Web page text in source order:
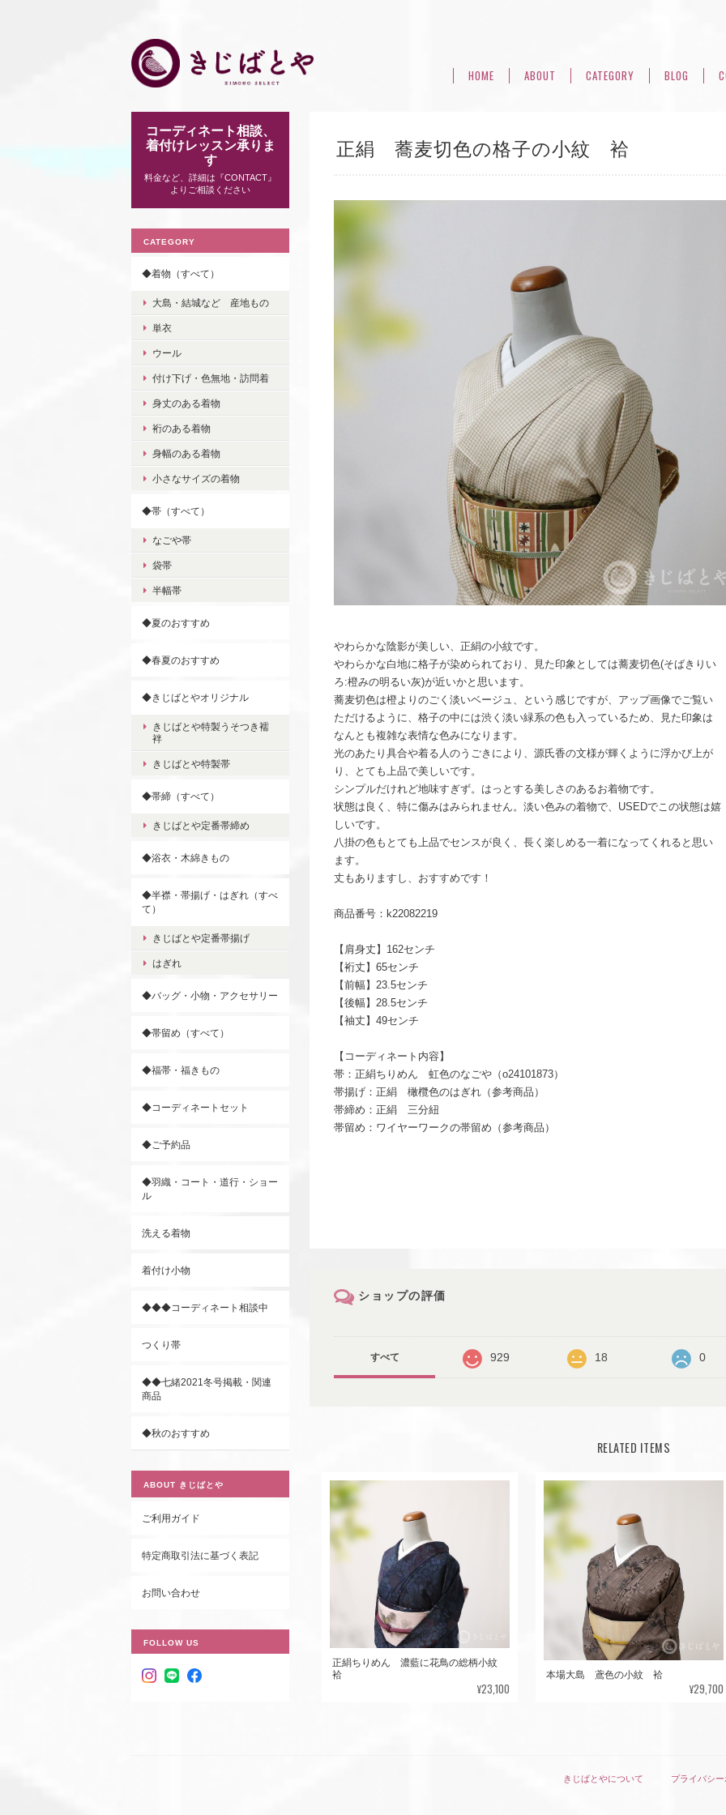
HOME ABOUT CATEGORY BLOG
正絹 蕎麦切色の格子の小紋 袷
やわらかな陰影が美しい、正絹の小紋です。
やわらかな白地に格子が染められており、見た印象としては蕎麦切色(そばきりい
ろ:橙みの明るい灰)が近いかと思います。
蕎麦切色は橙よりのごく淡いベージュ、という感じですが、アップ画像でご覧い
ただけるように、格子の中には渋く淡い緑系の色も入っているため、見た印象は
なんとも複雑な表情な色みになります。
光のあたり具合や着る人のうごきにより、源氏香の文様が輝くように浮かび上が
り、とても上品で美しいです。
シンプルだけれど地味すぎず。はっとする美しさのあるお着物です。
状態は良く、特に傷みはみられません。淡い色みの着物で、USEDでこの状態は嬉
しいです。
八掛の色もとても上品でセンスが良く、長く楽しめる一着になってくれると思い
ます。
丈もありますし、おすすめです！
商品番号：k22082219
【肩身丈】162センチ
【裄丈】65センチ
【前幅】23.5センチ
【後幅】28.5センチ
【袖丈】49センチ
【コーディネート内容】
帯：正絹ちりめん 虹色のなごや（o24101873）
帯揚げ：正絹 橄欖色のはぎれ（参考商品）
帯締め：正絹 三分紐
帯留め：ワイヤーワークの帯留め（参考商品）
ショップの評価
すべて 929 18 0
RELATED ITEMS
正絹ちりめん 濃藍に花鳥の総柄小紋
袷
¥23,100
本場大島 鳶色の小紋 袷
¥29,700
コーディネート相談、
着付けレッスン承りま
す
料金など、詳細は『CONTACT』
よりご相談ください
CATEGORY
◆着物（すべて）
大島・結城など 産地もの
単衣
ウール
付け下げ・色無地・訪問着
身丈のある着物
裄のある着物
身幅のある着物
小さなサイズの着物
◆帯（すべて）
なごや帯
袋帯
半幅帯
◆夏のおすすめ
◆春夏のおすすめ
◆きじばとやオリジナル
きじばとや特製うそつき襦
袢
きじばとや特製帯
◆帯締（すべて）
きじばとや定番帯締め
◆浴衣・木綿きもの
◆半襟・帯揚げ・はぎれ（すべ
て）
きじばとや定番帯揚げ
はぎれ
◆バッグ・小物・アクセサリー
◆帯留め（すべて）
◆福帯・福きもの
◆コーディネートセット
◆ご予約品
◆羽織・コート・道行・ショー
ル
洗える着物
着付け小物
◆◆◆コーディネート相談中
つくり帯
◆◆七緒2021冬号掲載・関連
商品
◆秋のおすすめ
ABOUT きじばとや
ご利用ガイド
特定商取引法に基づく表記
お問い合わせ
FOLLOW US
きじばとやについて プライバシ